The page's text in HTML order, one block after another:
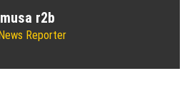
musa r2b
Reporter